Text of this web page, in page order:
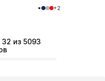
+2
из 5093